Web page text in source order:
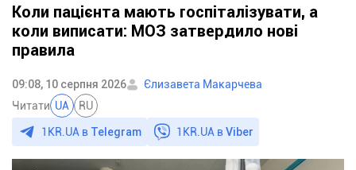
Коли пацієнта мають госпіталізувати, а
коли виписати: МОЗ затвердило нові
правила
09:08, 10 серпня 2026
Єлизавета Макарчева
Читати UA RU
1KR.UA в Telegram 1KR.UA вViber